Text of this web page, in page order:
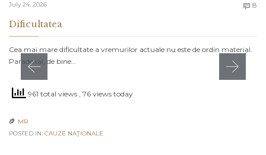
July 24, 2026  8
Dificultatea
Cea mai mare dificultate a vremurilor actuale nu este de ordin material.
Paradoxal, de bine…
961 total views , 76 views today
 MR
POSTED IN: CAUZE NAŢIONALE